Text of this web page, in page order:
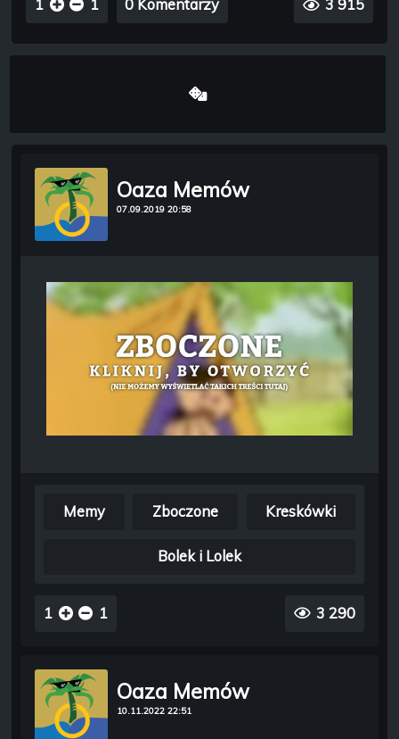
1 1 0 Komentarzy 3 915
Oaza Memów
07.09.2019 20:58
Memy Zboczone Kreskówki
Bolek i Lolek
1 1 3 290
Oaza Memów
10.11.2022 22:51